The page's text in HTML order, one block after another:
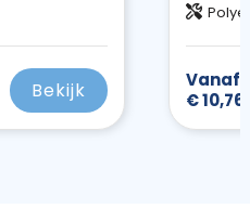
Bekijk Vanaf
€ 10,76